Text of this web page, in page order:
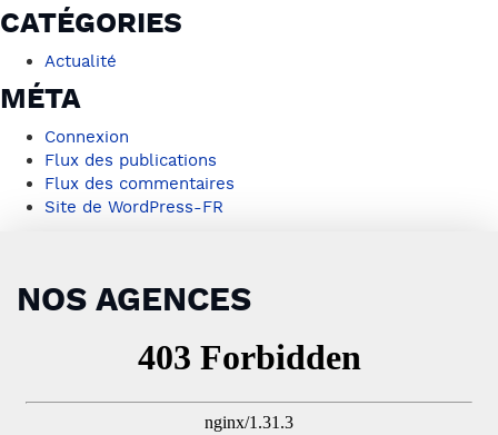
CATÉGORIES
Actualité
MÉTA
Connexion
Flux des publications
Flux des commentaires
Site de WordPress-FR
NOS AGENCES